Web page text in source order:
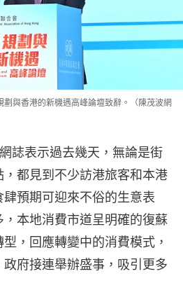
與香港的新機遇高峰論壇致辭。（陳茂波網
誌表示過去幾天，無論是街
，都見到不少訪港旅客和本港
預期可迎來不俗的生意表
本地消費市道呈明確的復蘇
，回應轉變中的消費模式，
府接連舉辦盛事，吸引更多